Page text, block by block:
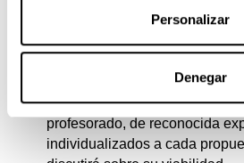
Personalizar
Denegar
4 RAZONES PARA
MÁSTER
Intensificación en la práctica
profesorado, de reconocida
individualizados a cada